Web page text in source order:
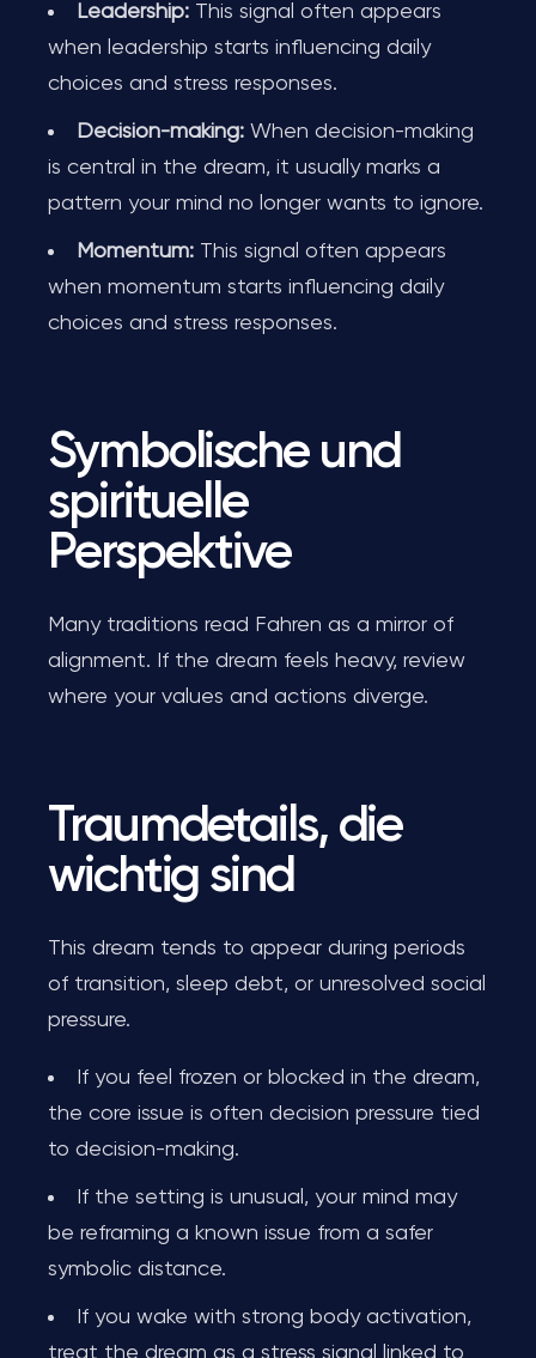
Leadership: This signal often appears
when leadership starts influencing daily
choices and stress responses.
Decision-making: When decision-making
is central in the dream, it usually marks a
pattern your mind no longer wants to ignore.
Momentum: This signal often appears
when momentum starts influencing daily
choices and stress responses.
Symbolische und
spirituelle
Perspektive
Many traditions read Fahren as a mirror of
alignment. If the dream feels heavy, review
where your values and actions diverge.
Traumdetails, die
wichtig sind
This dream tends to appear during periods
of transition, sleep debt, or unresolved social
pressure.
If you feel frozen or blocked in the dream,
the core issue is often decision pressure tied
to decision-making.
If the setting is unusual, your mind may
be reframing a known issue from a safer
symbolic distance.
If you wake with strong body activation,
treat the dream as a stress signal linked to